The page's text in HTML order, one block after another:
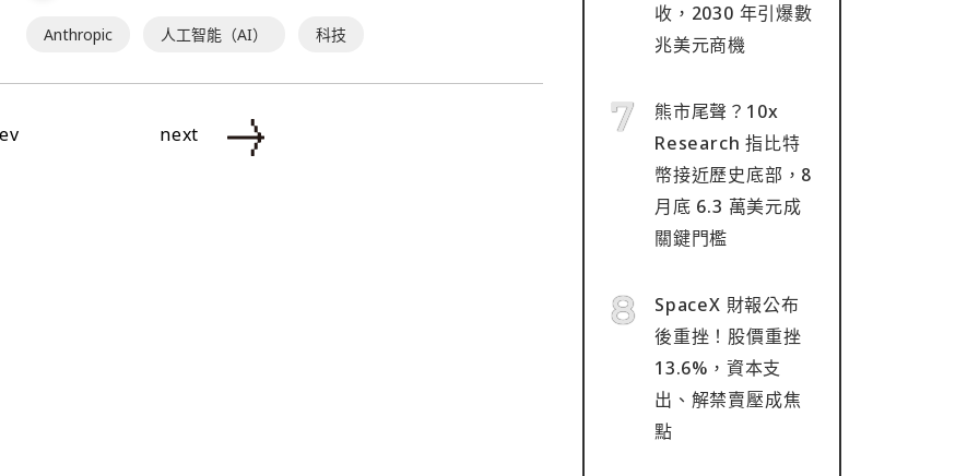
Anthropic 人工智能（AI） 科技
next
收，2030 年引爆數
兆美元商機
熊市尾聲？10x
Research 指比特
幣接近歷史底部，8
月底 6.3 萬美元成
關鍵門檻
SpaceX 財報公布
後重挫！股價重挫
13.6%，資本支
出、解禁賣壓成焦
點